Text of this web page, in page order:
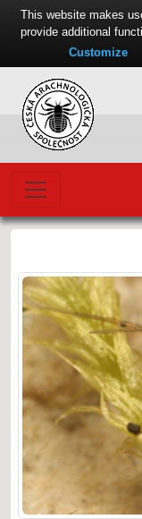
This website makes
provide additional
Customize